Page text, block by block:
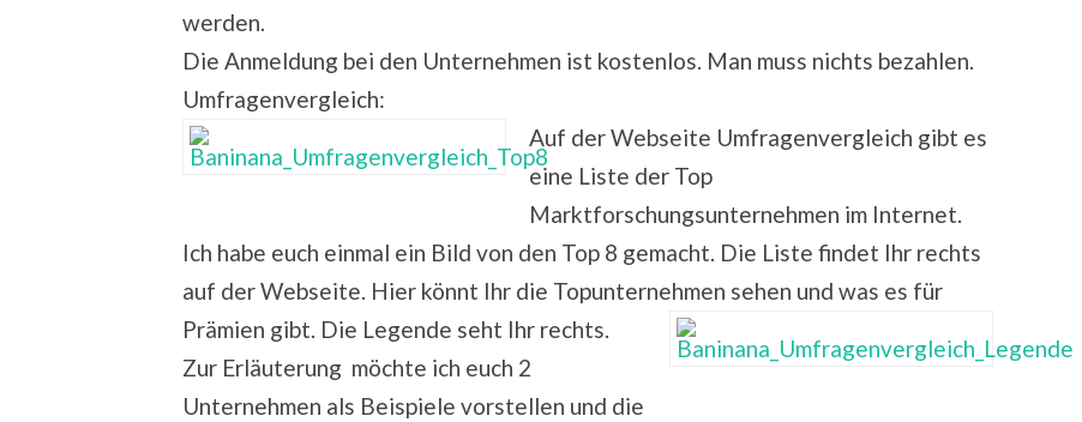
werden.
Die Anmeldung bei den Unternehmen ist kostenlos. Man muss nichts bezahlen.
Umfragenvergleich:
Auf der Webseite Umfragenvergleich gibt es
eine Liste der Top
Marktforschungsunternehmen im Internet.
Ich habe euch einmal ein Bild von den Top 8 gemacht. Die Liste findet Ihr rechts
auf der Webseite. Hier könnt Ihr die Topunternehmen sehen und was es für
Prämien gibt. Die Legende seht Ihr rechts.
Zur Erläuterung möchte ich euch 2
Unternehmen als Beispiele vorstellen und die